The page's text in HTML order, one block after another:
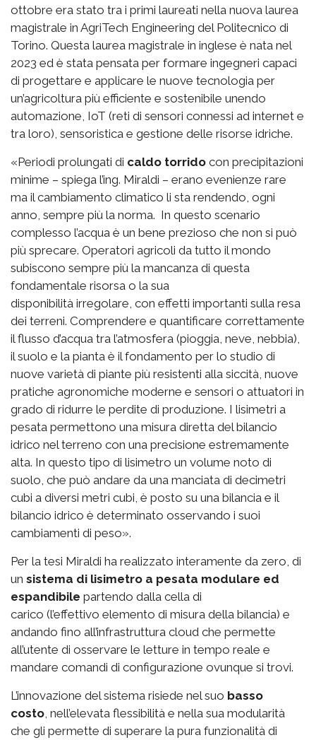
ottobre era stato tra i primi laureati nella nuova laurea
magistrale in AgriTech Engineering del Politecnico di
Torino. Questa laurea magistrale in inglese è nata nel
2023 ed è stata pensata per formare ingegneri capaci
di progettare e applicare le nuove tecnologia per
un’agricoltura più efficiente e sostenibile unendo
automazione, IoT (reti di sensori connessi ad internet e
tra loro), sensoristica e gestione delle risorse idriche.
«Periodi prolungati di caldo torrido con precipitazioni
minime – spiega l’ing. Miraldi – erano evenienze rare
ma il cambiamento climatico li sta rendendo, ogni
anno, sempre più la norma. In questo scenario
complesso l’acqua è un bene prezioso che non si può
più sprecare. Operatori agricoli da tutto il mondo
subiscono sempre più la mancanza di questa
fondamentale risorsa o la sua
disponibilità irregolare, con effetti importanti sulla resa
dei terreni. Comprendere e quantificare correttamente
il flusso d’acqua tra l’atmosfera (pioggia, neve, nebbia),
il suolo e la pianta è il fondamento per lo studio di
nuove varietà di piante più resistenti alla siccità, nuove
pratiche agronomiche moderne e sensori o attuatori in
grado di ridurre le perdite di produzione. I lisimetri a
pesata permettono una misura diretta del bilancio
idrico nel terreno con una precisione estremamente
alta. In questo tipo di lisimetro un volume noto di
suolo, che può andare da una manciata di decimetri
cubi a diversi metri cubi, è posto su una bilancia e il
bilancio idrico è determinato osservando i suoi
cambiamenti di peso».
Per la tesi Miraldi ha realizzato interamente da zero, di
un sistema di lisimetro a pesata modulare ed
espandibile partendo dalla cella di
carico (l’effettivo elemento di misura della bilancia) e
andando fino all’infrastruttura cloud che permette
all’utente di osservare le letture in tempo reale e
mandare comandi di configurazione ovunque si trovi.
L’innovazione del sistema risiede nel suo basso
costo , nell’elevata flessibilità e nella sua modularità
che gli permette di superare la pura funzionalità di